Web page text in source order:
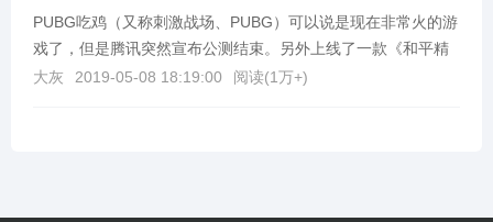
PUBG吃鸡（又称刺激战场、PUBG）可以说是现在非常火的游
戏了，但是腾讯突然宣布公测结束。另外上线了一款《和平精
英》的游戏。但是个人觉得没有吃鸡好玩了。。。但...
大灰 2019-05-08 18:19:00 阅读(1万+)